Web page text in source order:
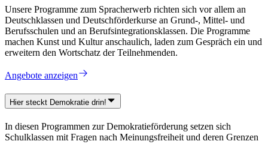
Unsere Programme zum Spracherwerb richten sich vor allem an
Deutschklassen und Deutschförderkurse an Grund-, Mittel- und
Berufsschulen und an Berufsintegrationsklassen. Die Programme
machen Kunst und Kultur anschaulich, laden zum Gespräch ein und
erweitern den Wortschatz der Teilnehmenden.
Angebote anzeigen
Hier steckt Demokratie drin!
In diesen Programmen zur Demokratieförderung setzen sich
Schulklassen mit Fragen nach Meinungsfreiheit und deren Grenzen